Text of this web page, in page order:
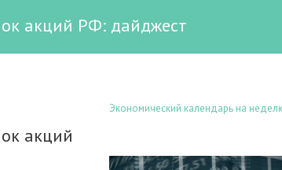
акций РФ: дайджест
акций
Экономический календарь на